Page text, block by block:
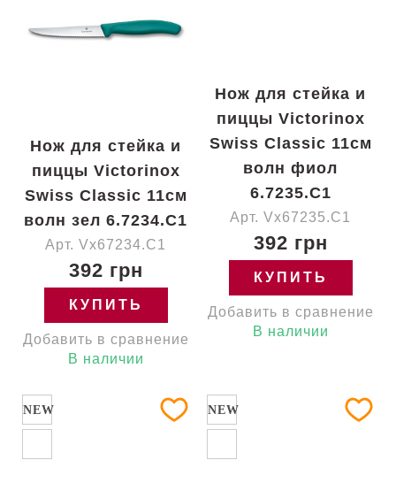
Нож для стейка и
пиццы Victorinox
Swiss Classic 11см
волн зел 6.7234.C1
Арт. Vx67234.C1
392 грн
КУПИТЬ
Добавить в сравнение
В наличии
Нож для стейка и
пиццы Victorinox
Swiss Classic 11см
волн фиол
6.7235.C1
Арт. Vx67235.C1
392 грн
КУПИТЬ
Добавить в сравнение
В наличии
NEW NEW